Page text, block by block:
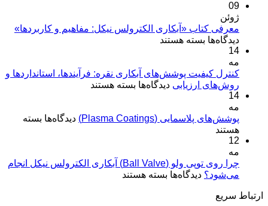
09
ژوئن
معرفی کتاب «آبکاری الکترولس نیکل: مفاهیم و کاربردها»
دیدگاه‌ها برای
«آبکاری
الکترولس
و
بسته هستند
14
مه
کنترل کیفیت پوشش‌های آبکاری نقره: فرآیندها، استانداردها و
روش‌های ارزیابی دیدگاه‌ها برای
پوشش‌های
استانداردها
و
بسته هستند
14
مه
پوشش‌های پلاسمایی (Plasma Coatings)
دیدگاه‌ها برای
Coatings)
بسته
هستند
12
مه
چرا روی توپی‌ ولو (Ball Valve) آبکاری الکترولس نیکل انجام
می‌شود؟ دیدگاه‌ها برای
بسته هستند
ارتباط سریع